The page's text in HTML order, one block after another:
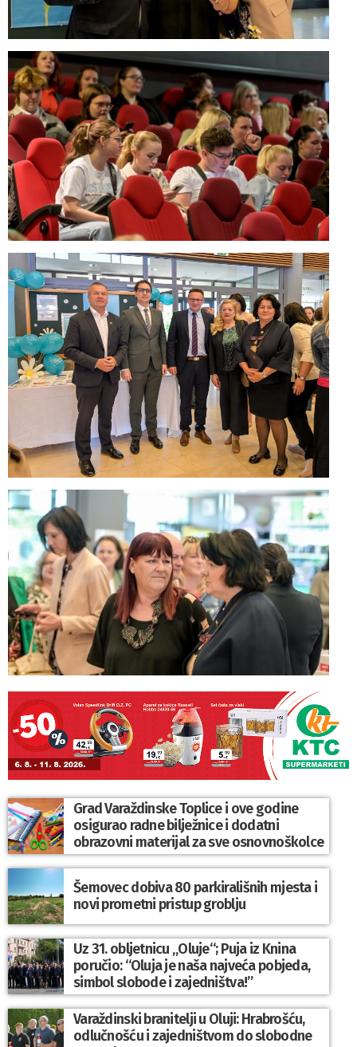
Grad Varaždinske Toplice i ove godine
osigurao radne bilježnice i dodatni
obrazovni materijal za sve osnovnoškolce
Šemovec dobiva 80 parkirališnih mjesta i
novi prometni pristup groblju
Uz 31. obljetnicu „Oluje“; Puja iz Knina
poručio: “Oluja je naša najveća pobjeda,
simbol slobode i zajedništva!”
Varaždinski branitelji u Oluji: Hrabrošću,
odlučnošću i zajedništvom do slobodne